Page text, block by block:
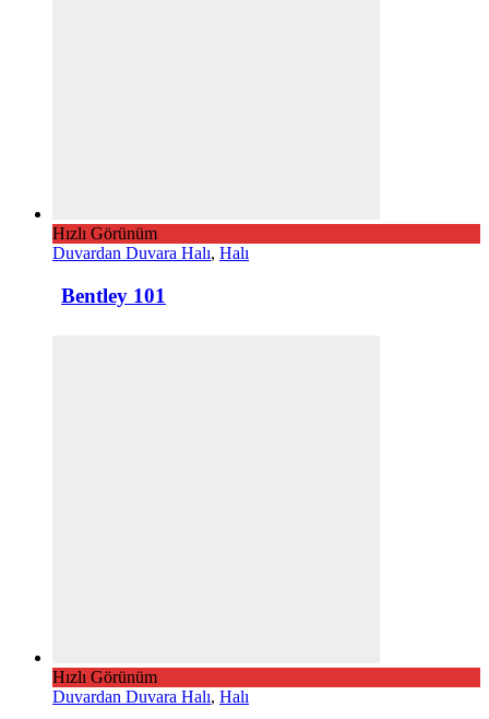
Hızlı Görünüm
Duvardan Duvara Halı, Halı
Bentley 101
Hızlı Görünüm
Duvardan Duvara Halı, Halı